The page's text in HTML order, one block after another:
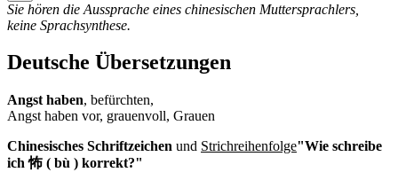
Sie hören die Aussprache eines chinesischen Muttersprachlers,
keine Sprachsynthese.
Deutsche Übersetzungen
Angst haben, befürchten,
Angst haben vor, grauenvoll, Grauen
Chinesisches Schriftzeichen und Strichreihenfolge"Wie schreibe
ich 怖 ( bù ) korrekt?"